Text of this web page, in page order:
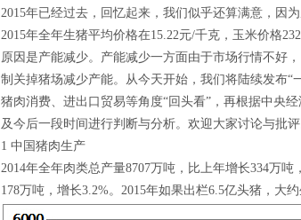
2015年已经过去，回忆起来，我们似乎还算满意，因
2015年全年生猪平均价格在15.22元/千克，玉米价格
原因是产能减少。产能减少一方面由于市场行情不好
制关掉猪场减少产能。从今天开始，我们将陆续发布“
猪肉消费、进出口贸易等角度“回头看”，再根据中央
及今后一段时间进行判断与分析。欢迎大家讨论与批评
1 中国猪肉生产
2014年全年肉类总产量8707万吨，比上年增长334万
178万吨，增长3.2%。2015年如果出栏6.5亿头猪，大